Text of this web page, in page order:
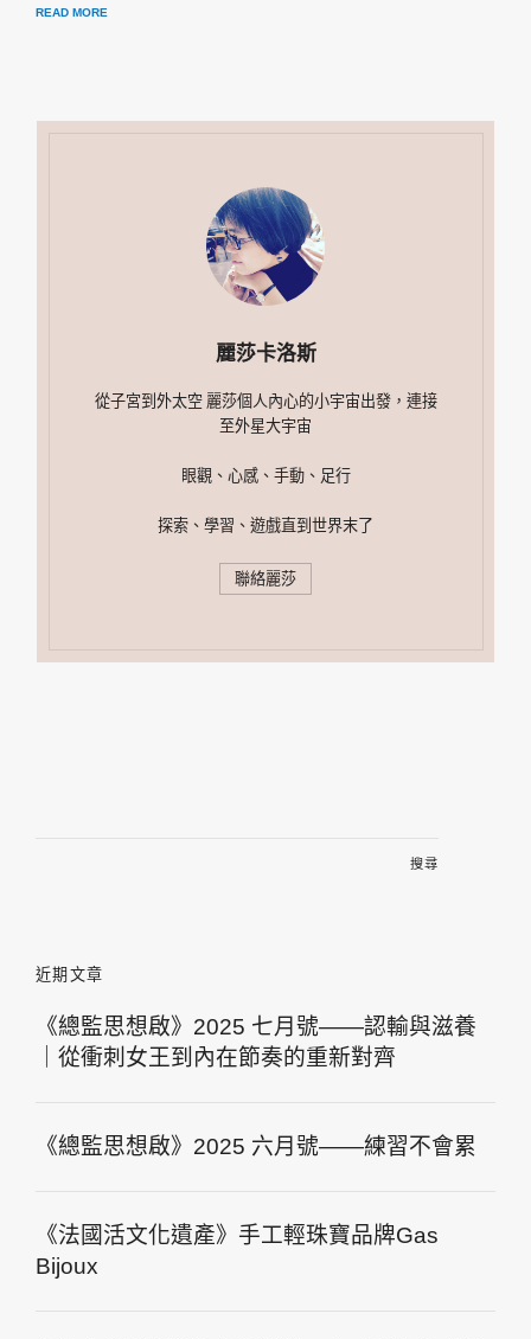
READ MORE
麗莎卡洛斯
從子宮到外太空 麗莎個人內心的小宇宙出發，連接
至外星大宇宙
眼觀、心感、手動、足行
探索、學習、遊戲直到世界末了
聯絡麗莎
近期文章
《總監思想啟》2025 七月號——認輸與滋養
｜從衝刺女王到內在節奏的重新對齊
《總監思想啟》2025 六月號——練習不會累
《法國活文化遺產》手工輕珠寶品牌Gas
Bijoux